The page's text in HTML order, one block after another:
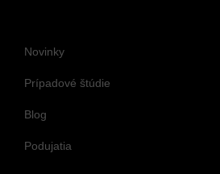
Novinky
Prípadové štúdie
Blog
Podujatia